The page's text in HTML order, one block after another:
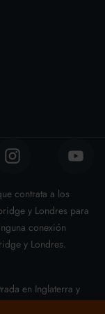
contrata a los
y Londres para
conexión
y Londres.
en Inglaterra y